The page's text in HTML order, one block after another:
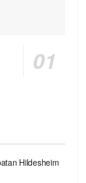
Hildesheim